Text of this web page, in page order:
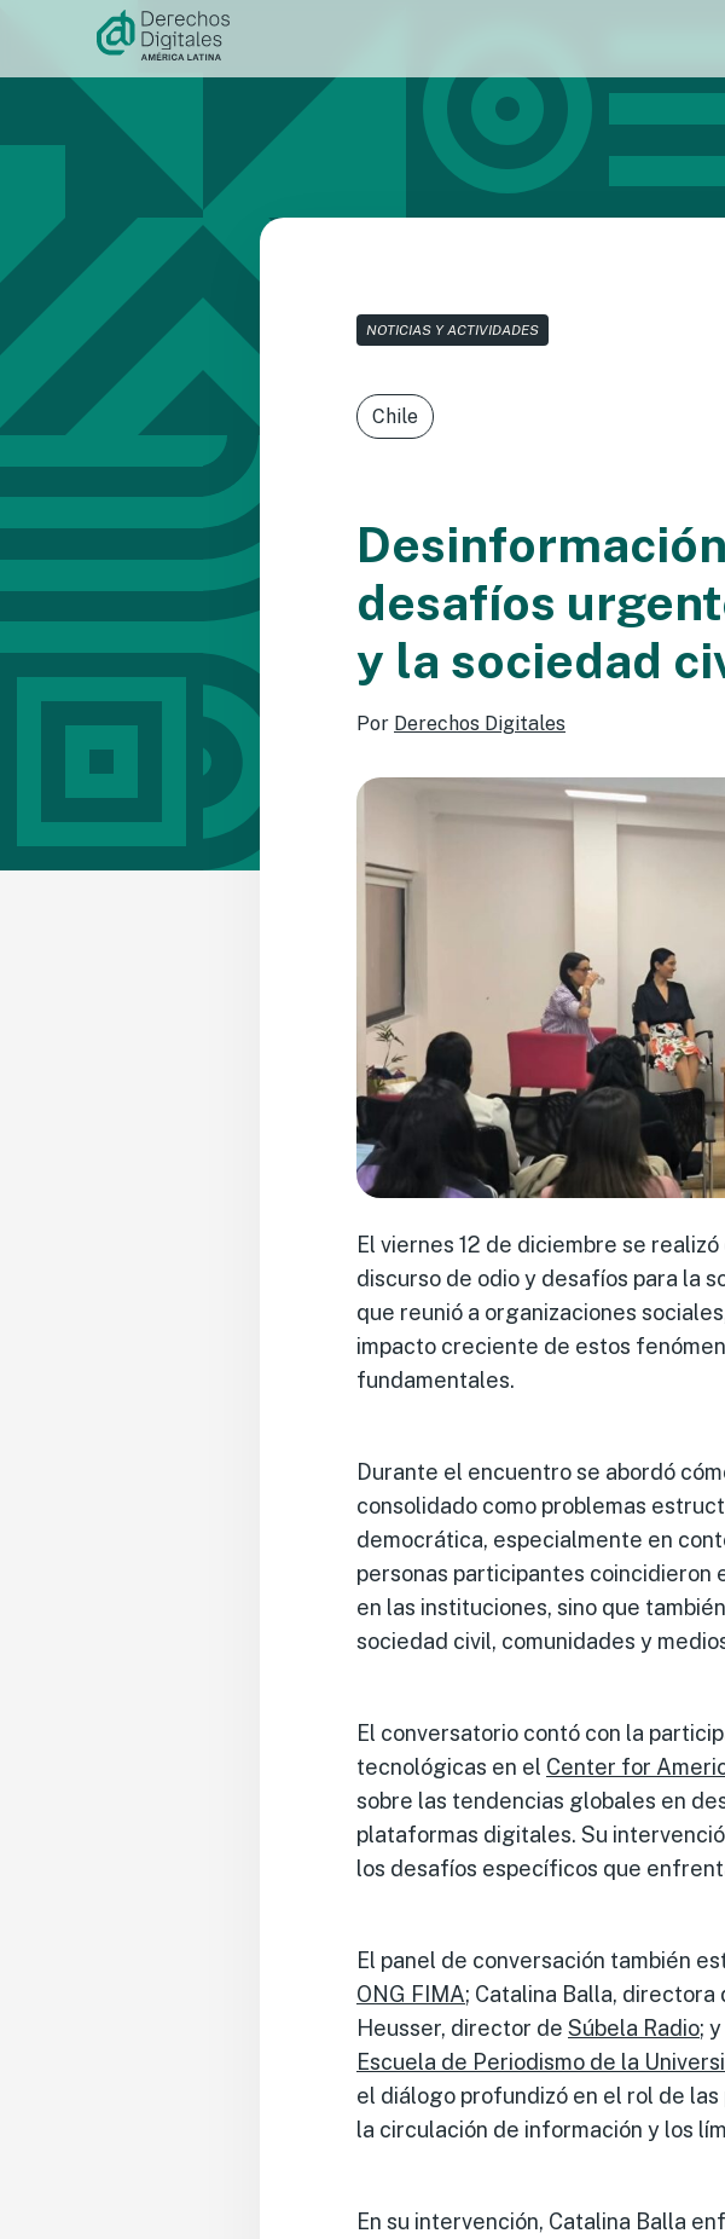
contenido
NOTICIAS Y ACTIVIDADES
Chile
desafíos
y la sociedad
Por Derechos Digitales
El viernes 12 de diciembre se
discurso de odio y desafíos para la
que reunió a organizaciones
impacto creciente de estos
fundamentales.
Durante el encuentro se abordó
consolidado como problemas
democrática, especialmente en
personas participantes coincidieron
en las instituciones, sino que
sociedad civil, comunidades y
El conversatorio contó con la
tecnológicas en el Center for
sobre las tendencias globales en
plataformas digitales. Su
los desafíos específicos que
El panel de conversación también
ONG FIMA; Catalina Balla,
Heusser, director de Súbela Radio;
Escuela de Periodismo de la
el diálogo profundizó en el rol de
la circulación de información y los
En su intervención, Catalina Balla